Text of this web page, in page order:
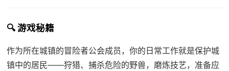
🔍 游戏秘籍
作为所在城镇的冒险者公会成员，你的日常工作就是保护城
镇中的居民——狩猎、捕杀危险的野兽，磨炼技艺，准备应